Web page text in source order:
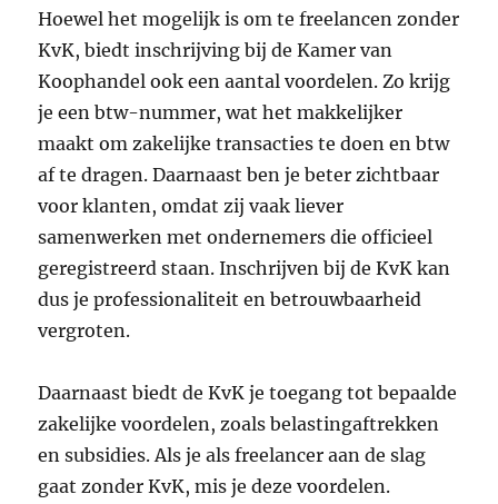
Hoewel het mogelijk is om te freelancen zonder
KvK, biedt inschrijving bij de Kamer van
Koophandel ook een aantal voordelen. Zo krijg
je een btw-nummer, wat het makkelijker
maakt om zakelijke transacties te doen en btw
af te dragen. Daarnaast ben je beter zichtbaar
voor klanten, omdat zij vaak liever
samenwerken met ondernemers die officieel
geregistreerd staan. Inschrijven bij de KvK kan
dus je professionaliteit en betrouwbaarheid
vergroten.
Daarnaast biedt de KvK je toegang tot bepaalde
zakelijke voordelen, zoals belastingaftrekken
en subsidies. Als je als freelancer aan de slag
gaat zonder KvK, mis je deze voordelen.